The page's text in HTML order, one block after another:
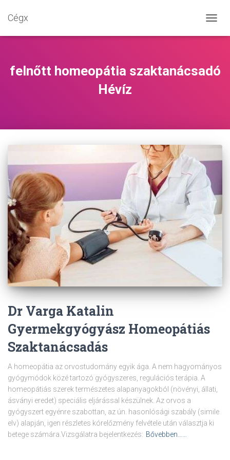
Cégx
BE-/
felnőtt homeopátia szaktanácsadó
Hévíz
Dr Varga Katalin
Gyermekgyógyász Homeopátiás
Szaktanácsadás
A homeopátia az orvostudomány egyik ága. A nem hagyományos
gyógymódok közé tartozó gyógyszeres, regulációs terápia. A
homeopátiás szerek természetes alapanyagokból (növényi, állati,
ásványi eredet) speciális eljárással készülnek. Az orvos a
gyógyszert egyénre szabottan, az ún. hasonlósági szabály (simile
elv) alapján, igen részletes kórelőzmény felvétele után választja ki
betege számára.Vizsgálatra bejelentkezés: Bővebben……